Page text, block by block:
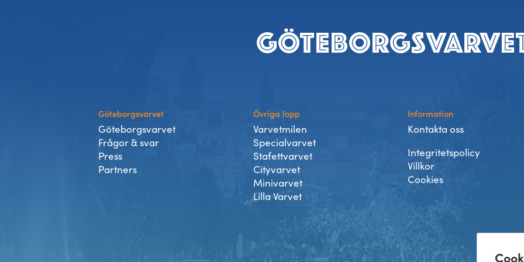
Göteborgsvarvet
Göteborgsvarvet
Frågor & svar
Press
Partners
Övriga lopp
Varvetmilen
Specialvarvet
Stafettvarvet
Cityvarvet
Minivarvet
Lilla Varvet
Information
Kontakta oss
Integritetspolicy
Villkor
Cookies